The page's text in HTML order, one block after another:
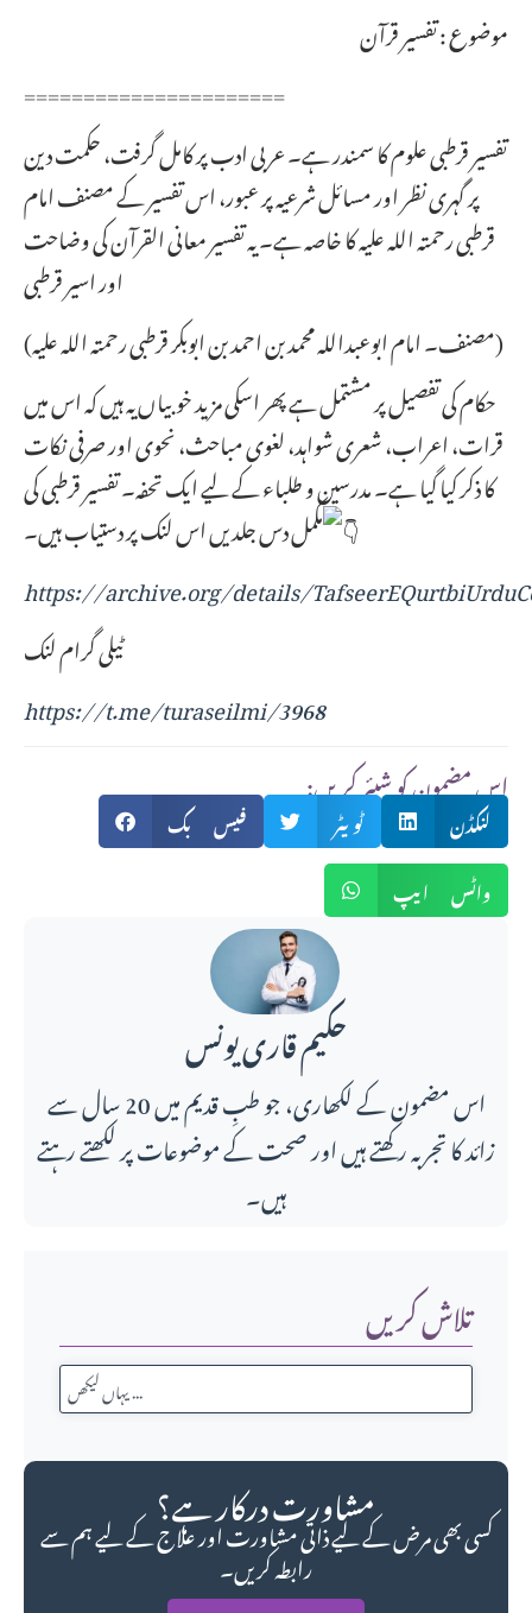
تلاش کریں
مشاورت درکار ہے؟
کسی بھی مرض کے لیے ذاتی مشاورت اور علاج کے لیے ہم سے
رابطہ کریں۔
موضوع : تفسیر قرآن
======================
تفسیر قرطبی علوم کا سمندر ہے۔ عربی ادب پر کامل گرفت، حکمت دین
پر گہری نظر اور مسائل شرعیہ پر عبور، اس تفسیر کے مصنف امام
قرطبی رحمتہ اللہ علیہ کا خاصہ ہے۔ یہ تفسیر معانی القرآن کی وضاحت
اور اسیر قرطبی
(مصنف۔ امام ابوعبداللہ محمد بن احمد بن ابوبکر قرطبی رحمتہ اللہ علیہ)
حکام کی تفصیل پر مشتمل ہے پھر اسکی مزید خوبیاں یہ ہیں کہ اس میں
قرات، اعراب، شعری شواہد، لغوی مباحث، نحوی اور صرفی نکات
کا ذکر کیا گیا ہے۔ مدرسین و طلباء کے لیے ایک تحفہ۔ تفسیر قرطبی کی
مکمل دس جلدیں اس لنک پر دستیاب ہیں۔
https://archive.org/details/
ٹیلی گرام لنک
https://t.me/turaseilmi/3968
:اس مضمون کو شیئر کریں
فیس بک ٹویٹر
لنکڈن
واٹس ایپ
حکیم قاری یونس
اس مضمون کے لکھاری، جو طبِ قدیم میں 20 سال سے
زائد کا تجربہ رکھتے ہیں اور صحت کے موضوعات پر لکھتے رہتے
ہیں۔